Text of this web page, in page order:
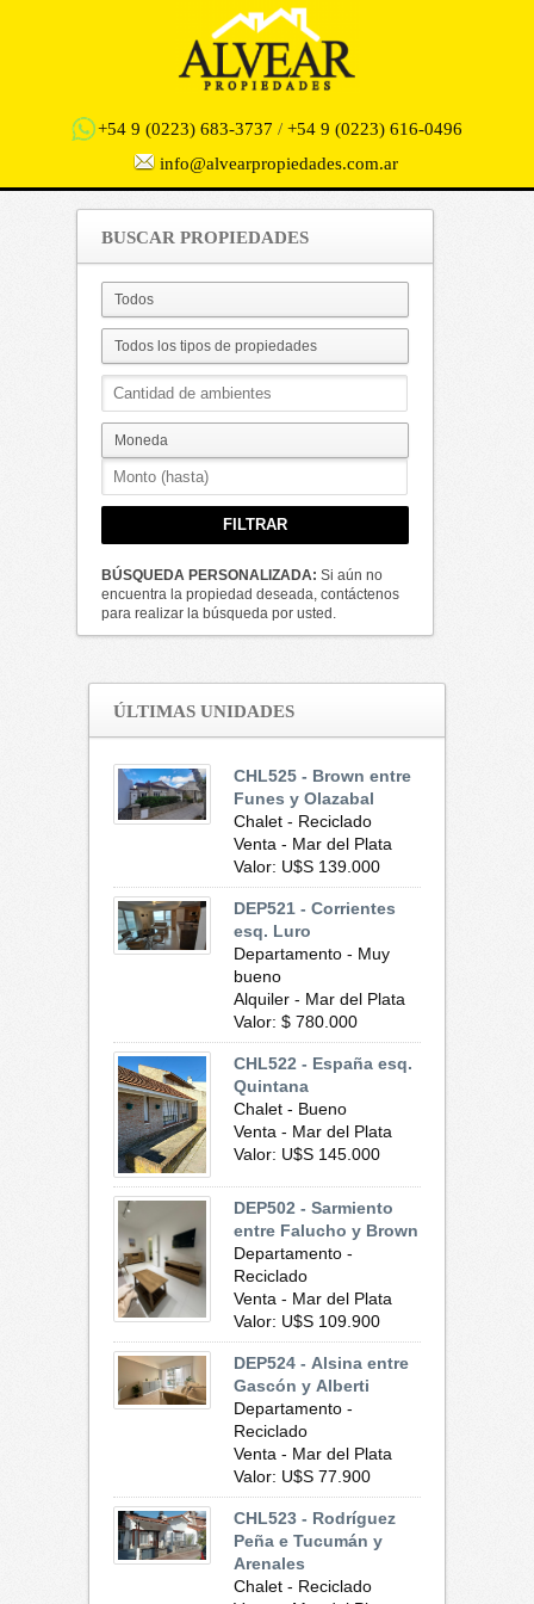
+54 9 (0223) 683-3737 / +54 9 (0223) 616-0496
info@alvearpropiedades.com.ar
BUSCAR PROPIEDADES
BÚSQUEDA PERSONALIZADA: Si aún no
encuentra la propiedad deseada, contáctenos
para realizar la búsqueda por usted.
ÚLTIMAS UNIDADES
CHL525 - Brown entre
Funes y Olazabal
Chalet - Reciclado
Venta - Mar del Plata
Valor: U$S 139.000
DEP521 - Corrientes
esq. Luro
Departamento - Muy
bueno
Alquiler - Mar del Plata
Valor: $ 780.000
CHL522 - España esq.
Quintana
Chalet - Bueno
Venta - Mar del Plata
Valor: U$S 145.000
DEP502 - Sarmiento
entre Falucho y Brown
Departamento -
Reciclado
Venta - Mar del Plata
Valor: U$S 109.900
DEP524 - Alsina entre
Gascón y Alberti
Departamento -
Reciclado
Venta - Mar del Plata
Valor: U$S 77.900
CHL523 - Rodríguez
Peña e Tucumán y
Arenales
Chalet - Reciclado